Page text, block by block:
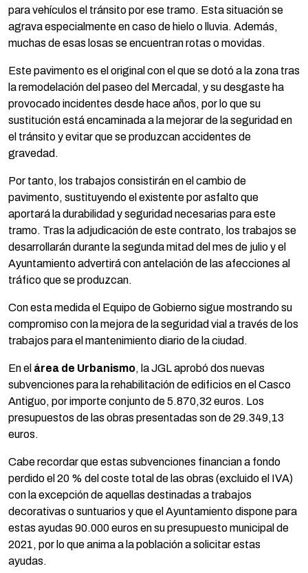
para vehículos el tránsito por ese tramo. Esta situación se
agrava especialmente en caso de hielo o lluvia. Además,
muchas de esas losas se encuentran rotas o movidas.
Este pavimento es el original con el que se dotó a la zona tras
la remodelación del paseo del Mercadal, y su desgaste ha
provocado incidentes desde hace años, por lo que su
sustitución está encaminada a la mejorar de la seguridad en
el tránsito y evitar que se produzcan accidentes de
gravedad.
Por tanto, los trabajos consistirán en el cambio de
pavimento, sustituyendo el existente por asfalto que
aportará la durabilidad y seguridad necesarias para este
tramo. Tras la adjudicación de este contrato, los trabajos se
desarrollarán durante la segunda mitad del mes de julio y el
Ayuntamiento advertirá con antelación de las afecciones al
tráfico que se produzcan.
Con esta medida el Equipo de Gobierno sigue mostrando su
compromiso con la mejora de la seguridad vial a través de los
trabajos para el mantenimiento diario de la ciudad.
En el área de Urbanismo, la JGL aprobó dos nuevas
subvenciones para la rehabilitación de edificios en el Casco
Antiguo, por importe conjunto de 5.870,32 euros. Los
presupuestos de las obras presentadas son de 29.349,13
euros.
Cabe recordar que estas subvenciones financian a fondo
perdido el 20 % del coste total de las obras (excluido el IVA)
con la excepción de aquellas destinadas a trabajos
decorativas o suntuarios y que el Ayuntamiento dispone para
estas ayudas 90.000 euros en su presupuesto municipal de
2021, por lo que anima a la población a solicitar estas
ayudas.